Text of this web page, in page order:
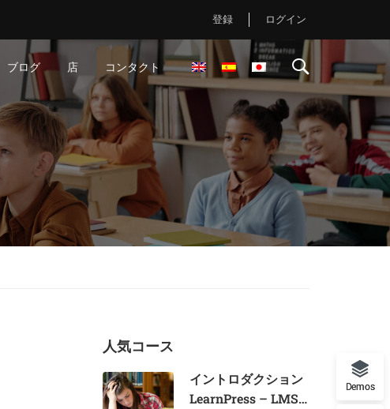
登録 ログイン
ブログ 店 コンタクト
人気コース
イントロダクション
LearnPress – LMS
Demos